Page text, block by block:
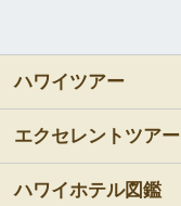
ハワイツアー
エクセレントツアー
ハワイホテル図鑑